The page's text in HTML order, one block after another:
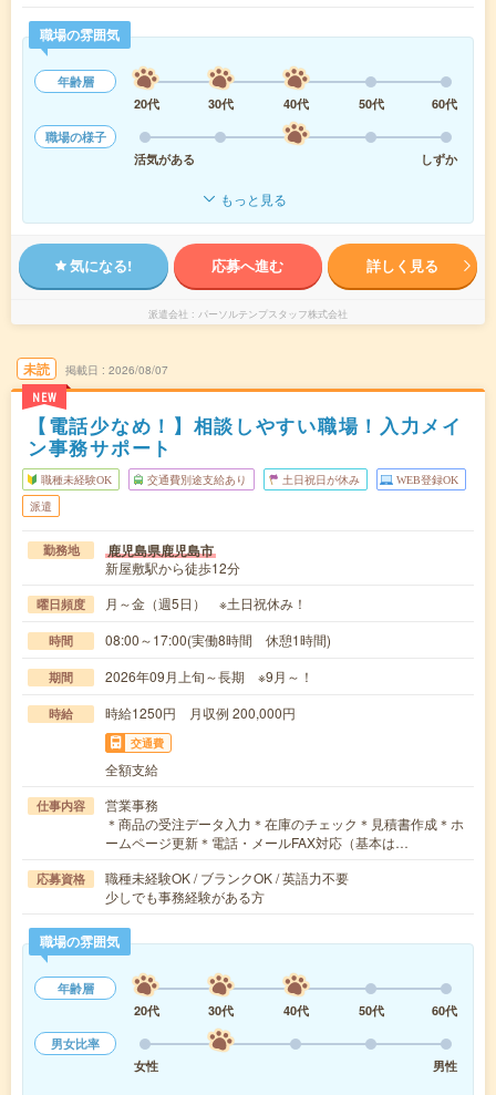
職場の雰囲気
年齢層
20代
30代 40代 50代
60代
職場の様子
活気がある
しずか
もっと見る
気になる! 応募へ進む 詳しく見る
派遣会社 パーソルテンプスタッフ株式会社
未読
NEW
掲載日 2026/08/07
【電話少なめ！】相談しやすい職場！入力メイ
ン事務サポート
職種未経験OK 交通費別途支給あり 土日祝日が休み WEB登録OK
派遣
勤務地 鹿児島県鹿児島市
新屋敷駅から徒歩12分
曜日頻度 月～金（週5日） ※土日祝休み！
時間 08:00～17:00(実働8時間 休憩1時間)
期間 2026年09月上旬～長期 ※9月～！
時給 時給1250円 月収例 200,000円
交通費
全額支給
仕事内容
営業事務
＊商品の受注データ入力＊在庫のチェック＊見積書作成＊ホ
ームページ更新＊電話・メールFAX対応（基本は…
応募資格
職種未経験OK / ブランクOK / 英語力不要
少しでも事務経験がある方
職場の雰囲気
年齢層
20代
30代 40代 50代
60代
男女比率
女性
男性